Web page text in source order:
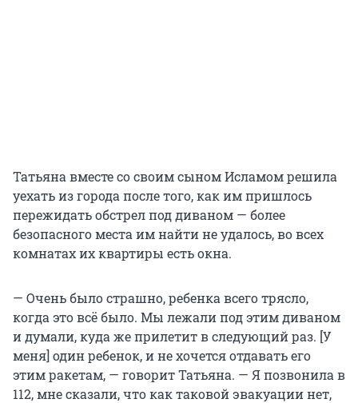
Татьяна вместе со своим сыном Исламом решила
уехать из города после того, как им пришлось
пережидать обстрел под диваном — более
безопасного места им найти не удалось, во всех
комнатах их квартиры есть окна.
— Очень было страшно, ребенка всего трясло,
когда это всё было. Мы лежали под этим диваном
и думали, куда же прилетит в следующий раз. [У
меня] один ребенок, и не хочется отдавать его
этим ракетам, — говорит Татьяна. — Я позвонила в
112, мне сказали, что как таковой эвакуации нет,